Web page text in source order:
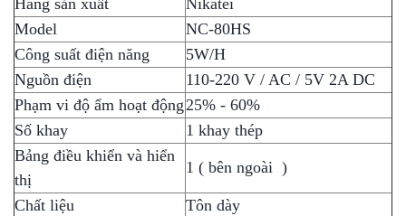
Hãng sản xuất
Nikatei
Model
NC-80HS
Công suất điện năng
5W/H
Nguồn điện
110-220 V / AC / 5V 2A DC
Phạm vi độ ẩm hoạt động25% - 60%
Số khay
1 khay thép
Bảng điều khiển và hiển
thị
1 ( bên ngoài )
Chất liệu
Tôn dày